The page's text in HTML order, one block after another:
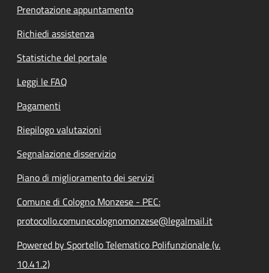
Prenotazione appuntamento
Richiedi assistenza
Statistiche del portale
Leggi le FAQ
Pagamenti
Riepilogo valutazioni
Segnalazione disservizio
Piano di miglioramento dei servizi
Comune di Cologno Monzese - PEC:
protocollo.comunecolognomonzese@legalmail.it
Powered by Sportello Telematico Polifunzionale (v.
10.41.2)